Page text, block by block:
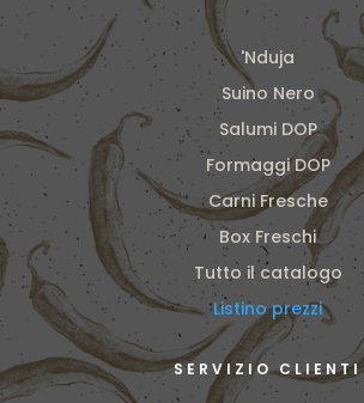
'Nduja
Suino Nero
Salumi DOP
Formaggi DOP
Carni Fresche
Box Freschi
Tutto il catalogo
Listino prezzi
SERVIZIO CLIENTI